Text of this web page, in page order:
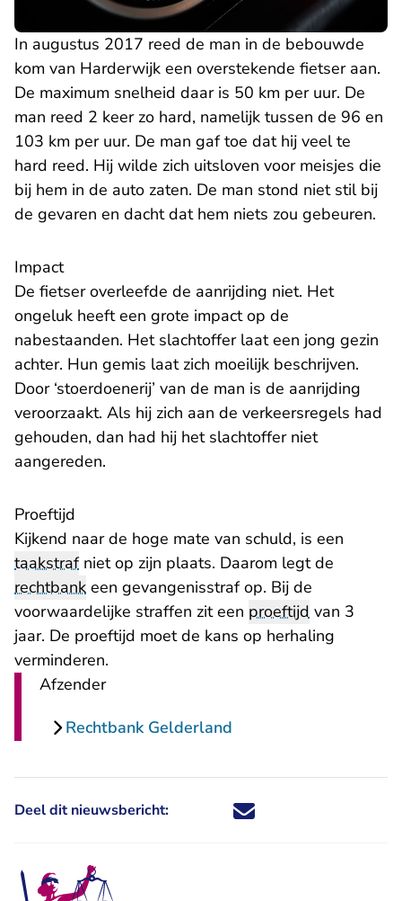
In augustus 2017 reed de man in de bebouwde
kom van Harderwijk een overstekende fietser aan.
De maximum snelheid daar is 50 km per uur. De
man reed 2 keer zo hard, namelijk tussen de 96 en
103 km per uur. De man gaf toe dat hij veel te
hard reed. Hij wilde zich uitsloven voor meisjes die
bij hem in de auto zaten. De man stond niet stil bij
de gevaren en dacht dat hem niets zou gebeuren.
Impact
De fietser overleefde de aanrijding niet. Het
ongeluk heeft een grote impact op de
nabestaanden. Het slachtoffer laat een jong gezin
achter. Hun gemis laat zich moeilijk beschrijven.
Door ‘stoerdoenerij’ van de man is de aanrijding
veroorzaakt. Als hij zich aan de verkeersregels had
gehouden, dan had hij het slachtoffer niet
aangereden.
Proeftijd
Kijkend naar de hoge mate van schuld, is een
taakstrafniet op zijn plaats. Daarom legt de
rechtbank een gevangenisstraf op. Bij de
voorwaardelijke straffen zit een proeftijd van 3
jaar. De proeftijd moet de kans op herhaling
verminderen.
Afzender
Rechtbank Gelderland
Deel dit nieuwsbericht: Deel dit nieuwsbericht via X -
Deel dit nieuwsbericht via
Deel dit nieuwsbericht
Deel dit